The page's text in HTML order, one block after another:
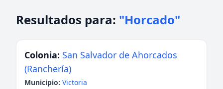
Resultados para: "Horcado"
Colonia: San Salvador de Ahorcados
(Ranchería)
Municipio: Victoria